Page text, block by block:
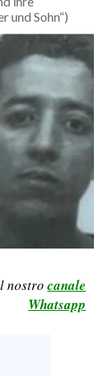
und Sohn“)
nostro canale
Whatsapp